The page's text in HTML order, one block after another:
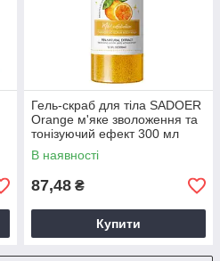
Гель-скраб для тіла SADOER
Orange м'яке зволоження та
тонізуючий ефект 300 мл
В наявності
87,48 ₴
Купити